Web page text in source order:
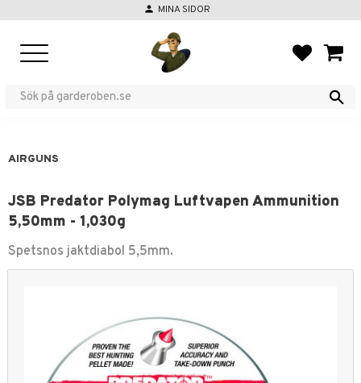
person MINA SIDOR
AIRGUNS
JSB Predator Polymag Luftvapen Ammunition
5,50mm - 1,030g
Spetsnos jaktdiabol 5,5mm.